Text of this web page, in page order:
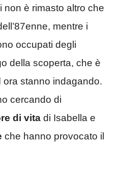
non è rimasto altro che
mentre i
occupati degli
della scoperta, che è
stanno indagando.
cercando di
di vita di Isabella e
che hanno provocato il